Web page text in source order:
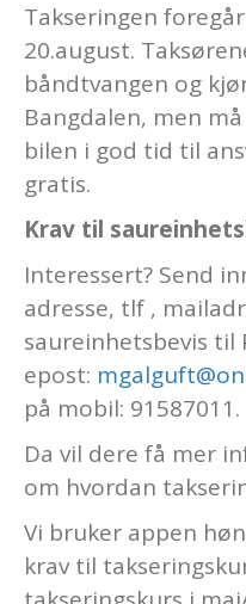
Takseringen
20.august.
båndtvangen og
Bangdalen, men
bilen i god tid til
gratis.
Krav til
Interessert? Send
adresse, tlf ,
saureinhetsbevis til
epost:
på mobil: 91587011.
Da vil dere få mer
om hvordan
Vi bruker appen
krav til